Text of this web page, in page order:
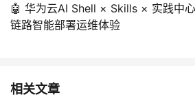
🤖 华为云AI Shell × Skills × 实践中心
链路智能部署运维体验
相关文章